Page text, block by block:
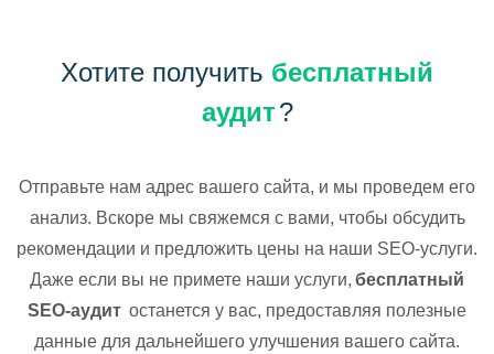
Хотите получить бесплатный
аудит?
Отправьте нам адрес вашего сайта, и мы проведем его
анализ. Вскоре мы свяжемся с вами, чтобы обсудить
рекомендации и предложить цены на наши SEO-услуги.
Даже если вы не примете наши услуги, бесплатный
SEO-аудит останется у вас, предоставляя полезные
данные для дальнейшего улучшения вашего сайта.